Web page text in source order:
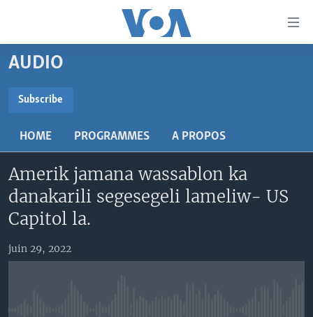
Menu
principal
navigation
principale
Retour
recherche
MALI KURA
RADIO
AN BA FO!
FARAFINA FOLI
Learning English
SUIVEZ-NOUS
AUDIO
Subscribe
HOME PROGRAMMES A PROPOS
Amerik jamana wassablon ka
danakarili segesegeli lameliw- US
Capitol la.
juin 29, 2022